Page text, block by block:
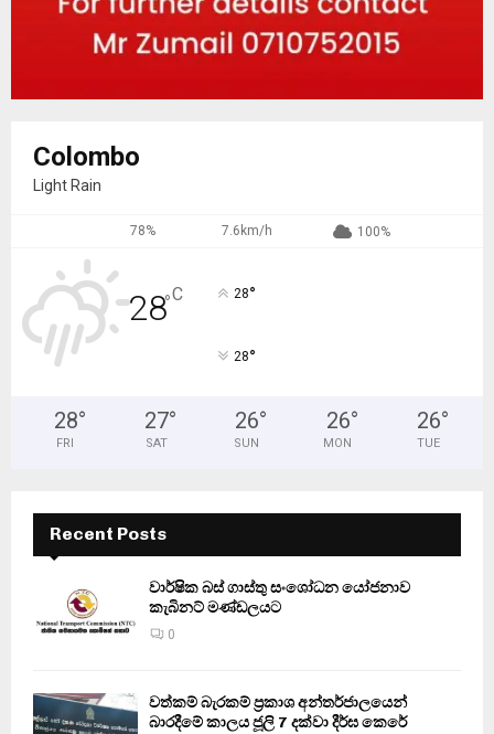
Colombo
Light Rain
78% 7.6km/h 100%
28°C 28°
28°
28°
FRI
27°
SAT
26°
SUN
26°
MON
26°
TUE
Recent Posts
වාර්ෂික බස් ගාස්තු සංශෝධන යෝජනාව
කැබිනට් මණ්ඩලයට
0
වත්කම් බැරකම් ප්‍රකාශ අන්තර්ජාලයෙන්
බාරදීමේ කාලය ජූලි 7 දක්වා දීර්ඝ කෙරේ